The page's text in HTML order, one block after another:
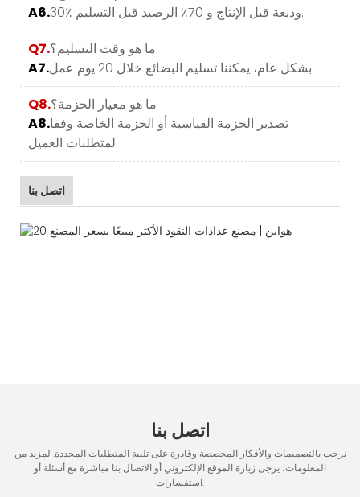
A6.
30٪ وديعة قبل الإنتاج و 70٪ الرصيد قبل التسليم.
Q7.ما هو وقت التسليم؟
A7.
بشكل عام، يمكننا تسليم البضائع خلال 20 يوم عمل.
Q8.ما هو معيار الحزمة؟
A8.تصدير الحزمة القياسية أو الحزمة الخاصة وفقا
لمتطلبات العميل.
اتصل بنا
اتصل بنا
نرحب بالتصميمات والأفكار المخصصة وقادرة على تلبية المتطلبات المحددة. لمزيد من
المعلومات، يرجى زيارة الموقع الإلكتروني أو الاتصال بنا مباشرة مع أسئلة أو
استفسارات.